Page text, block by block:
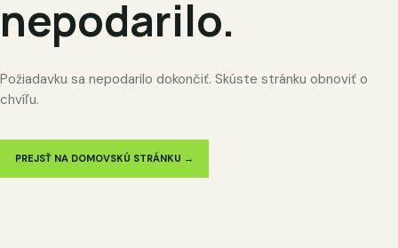
nepodarilo.
Požiadavku sa nepodarilo dokončiť. Skúste stránku obnoviť o
chvíľu.
PREJSŤ NA DOMOVSKÚ STRÁNKU →